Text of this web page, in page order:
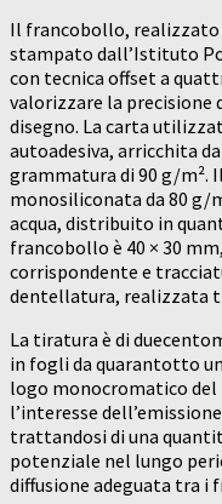
Il francobollo, realizzato
stampato dall’Istituto
con tecnica offset a
valorizzare la precisione
disegno. La carta
autoadesiva, arricchita
grammatura di 90 g/m².
monosiliconata da 80 g/
acqua, distribuito in
francobollo è 40 × 30
corrispondente e
dentellatura, realizzata
La tiratura è di
in fogli da quarantotto
logo monocromatico del
l’interesse
trattandosi di una
potenziale nel lungo
diffusione adeguata tra